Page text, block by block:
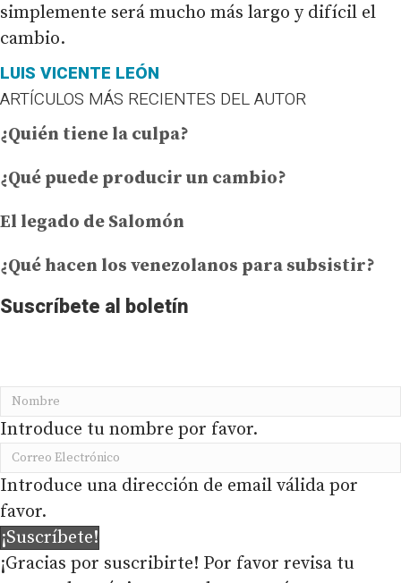
simplemente será mucho más largo y difícil el
cambio.
LUIS VICENTE LEÓN
ARTÍCULOS MÁS RECIENTES DEL AUTOR
¿Quién tiene la culpa?
¿Qué puede producir un cambio?
El legado de Salomón
¿Qué hacen los venezolanos para subsistir?
Suscríbete al boletín
Introduce tu nombre por favor.
Introduce una dirección de email válida por
favor.
¡Suscríbete!
¡Gracias por suscribirte! Por favor revisa tu